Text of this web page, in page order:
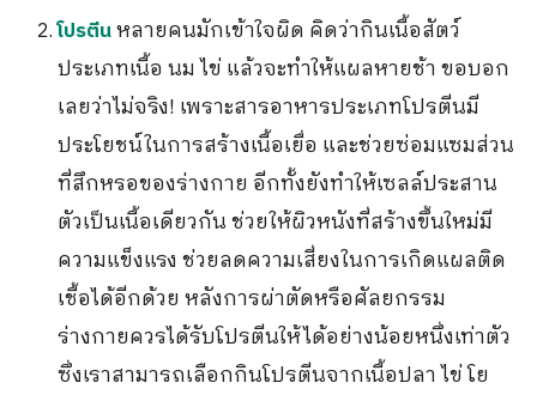
โปรตีน หลายคนมักเข้าใจผิด คิดว่ากินเนื้อสัตว์
ประเภทเนื้อ นม ไข่ แล้วจะทำให้แผลหายช้า ขอบอก
เลยว่าไม่จริง! เพราะสารอาหารประเภทโปรตีนมี
ประโยชน์ในการสร้างเนื้อเยื่อ และช่วยซ่อมแซมส่วน
ที่สึกหรอของร่างกาย อีกทั้งยังทำให้เซลล์ประสาน
ตัวเป็นเนื้อเดียวกัน ช่วยให้ผิวหนังที่สร้างขึ้นใหม่มี
ความแข็งแรง ช่วยลดความเสี่ยงในการเกิดแผลติด
เชื้อได้อีกด้วย หลังการผ่าตัดหรือศัลยกรรม
ร่างกายควรได้รับโปรตีนให้ได้อย่างน้อยหนึ่งเท่าตัว
ซึ่งเราสามารถเลือกกินโปรตีนจากเนื้อปลา ไข่ โย